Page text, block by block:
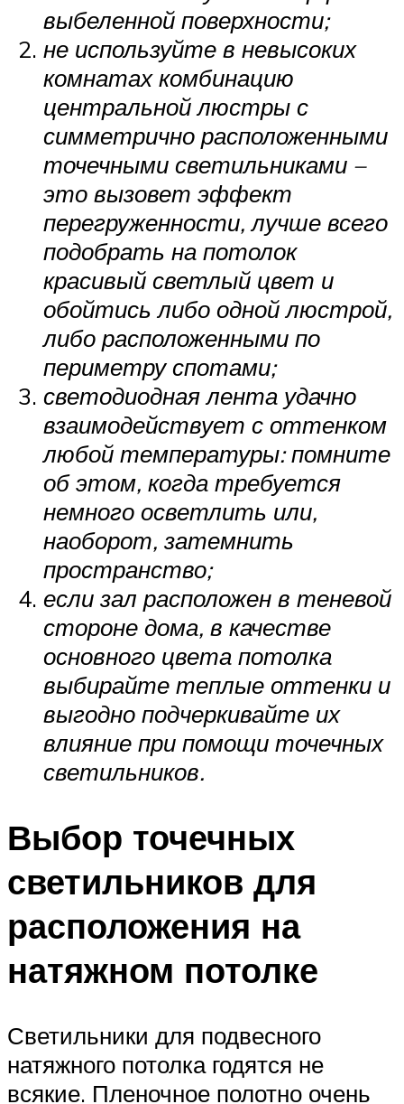
выбеленной поверхности;
не используйте в невысоких
комнатах комбинацию
центральной люстры с
симметрично расположенными
точечными светильниками –
это вызовет эффект
перегруженности, лучше всего
подобрать на потолок
красивый светлый цвет и
обойтись либо одной люстрой,
либо расположенными по
периметру спотами;
светодиодная лента удачно
взаимодействует с оттенком
любой температуры: помните
об этом, когда требуется
немного осветлить или,
наоборот, затемнить
пространство;
если зал расположен в теневой
стороне дома, в качестве
основного цвета потолка
выбирайте теплые оттенки и
выгодно подчеркивайте их
влияние при помощи точечных
светильников.
Выбор точечных
светильников для
расположения на
натяжном потолке
Светильники для подвесного
натяжного потолка годятся не
всякие. Пленочное полотно очень